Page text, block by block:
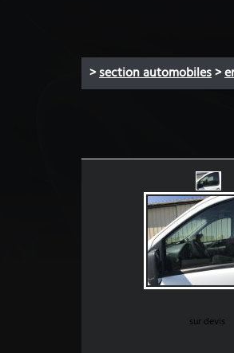
>section automobiles>
sur devis